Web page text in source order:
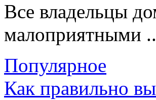
Все владельцы
малоприятными
Популярное
Как правильно